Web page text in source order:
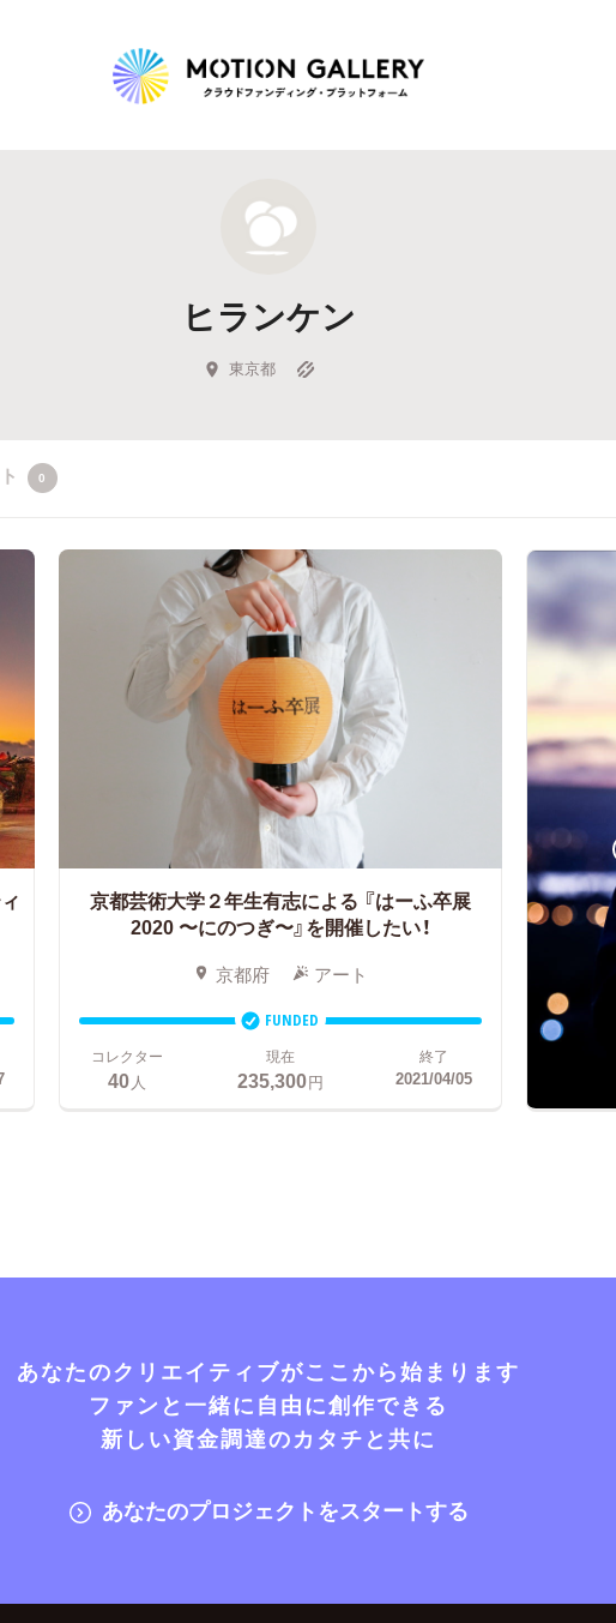
新着プロジェクト
Feature
キュレーターから探す
ヒランケン
東京都
0
京都芸術大学２年生有志による 『はーふ卒展
2020 〜にのつぎ〜』を開催したい！
京都府 アート
FUNDED
コレクター
40人
現在
235,300円
終了
2021/04/05
あなたのクリエイティブがここから始まります
ファンと一緒に自由に創作できる
新しい資金調達のカタチと共に
あなたのプロジェクトをスタートする